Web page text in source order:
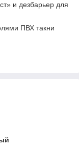
и дезбарьер для
ПВХ такни